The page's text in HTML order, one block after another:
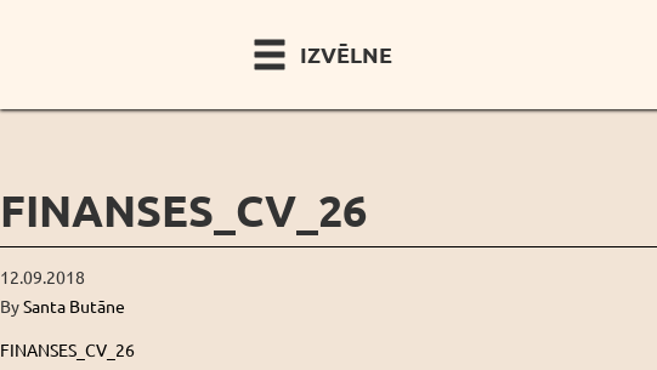
IZVĒLNE
FINANSES_CV_26
12.09.2018
BySanta Butāne
FINANSES_CV_26